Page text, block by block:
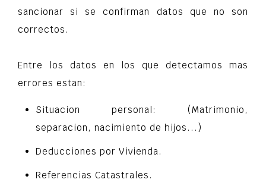
sancionar si se confirman datos que no son
correctos.
Entre los datos en los que detectamos mas
errores estan:
Situacion personal: (Matrimonio,
separacion, nacimiento de hijos...)
Deducciones por Vivienda.
Referencias Catastrales.